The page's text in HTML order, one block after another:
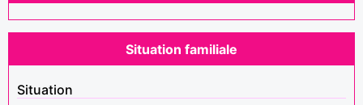
Situation familiale
Situation